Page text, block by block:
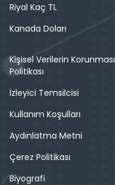
Riyal Kaç TL
Kanada Doları
Kişisel Verilerin Korunması
Politikası
İzleyici Temsilcisi
Kullanım Koşulları
Aydınlatma Metni
Çerez Politikası
Biyografi